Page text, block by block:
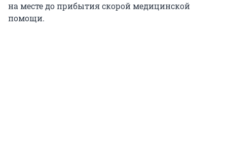
на месте до прибытия скорой медицинской
помощи.